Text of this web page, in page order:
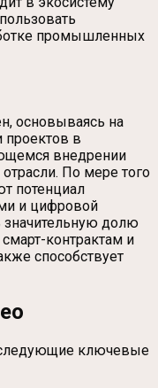
промышленных
основываясь на
проектов в
внедрении
По мере того
потенциал
и цифровой
значительную долю
контрактам и
способствует
ключевые